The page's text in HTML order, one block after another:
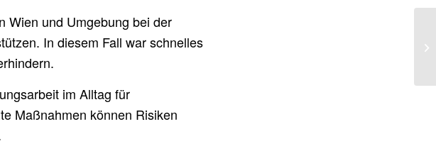
Wien und Umgebung bei der
In diesem Fall war schnelles
im Alltag für
Maßnahmen können Risiken